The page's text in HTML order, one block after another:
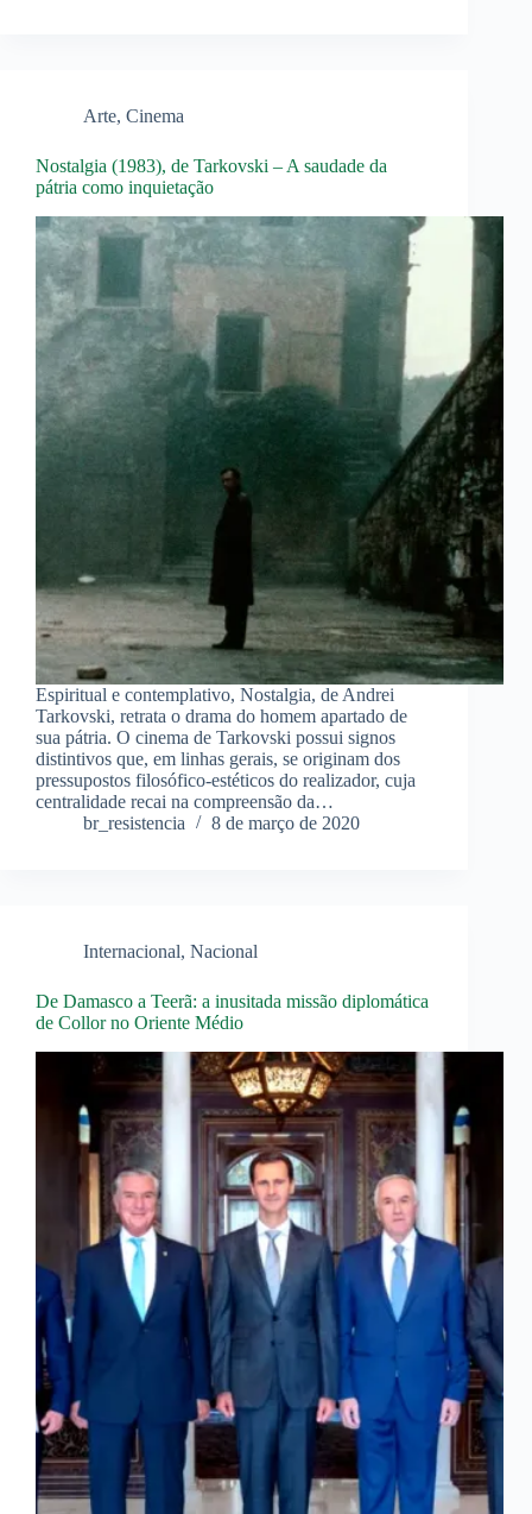
Arte, Cinema
Nostalgia (1983), de Tarkovski – A saudade da
pátria como inquietação
Espiritual e contemplativo, Nostalgia, de Andrei
Tarkovski, retrata o drama do homem apartado de
sua pátria. O cinema de Tarkovski possui signos
distintivos que, em linhas gerais, se originam dos
pressupostos filosófico-estéticos do realizador, cuja
centralidade recai na compreensão da…
br_resistencia
8 de março de 2020
Internacional, Nacional
De Damasco a Teerã: a inusitada missão diplomática
de Collor no Oriente Médio